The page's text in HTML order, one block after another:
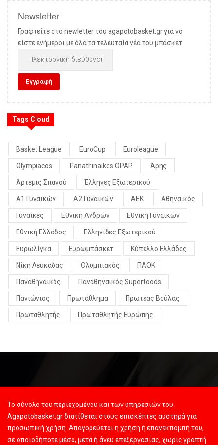
Newsletter
Γραφτείτε στο newletter του agapotobasket.gr για να
είστε ενήμεροι με όλα τα τελευταία νέα του μπάσκετ
Tags Cloud
Basket League EuroCup Euroleague
Olympiacos Panathinaikos OPAP Άρης
Άρτεμις Σπανού Έλληνες Εξωτερικού
Α1 Γυναικών Α2 Γυναικών ΑΕΚ Αθηναικός
Γυναίκες Εθνική Ανδρών Εθνική Γυναικών
Εθνική Ελλάδος Ελληνίδες Εξωτερικού
Ευρωλίγκα Ευρωμπάσκετ Κύπελλο Ελλάδας
Νίκη Λευκάδας Ολυμπιακός ΠΑΟΚ
Παναθηναϊκός Παναθηναϊκός Superfoods
Πανιώνιος Πρωτάθλημα Πρωτέας Βούλας
Πρωταθλητής Πρωταθλητής Ευρώπης
Το σύνολο του περιεχομένου και των υπηρεσιών του
Agapotobasket.gr διατίθεται στους επισκέπτες αυστηρά για
προσωπική χρήση. Απαγορεύεται η χρήση ή επανεκπομπή του,
σε οποιοδήποτε μέσο, μετά ή άνευ επεξεργασίας, χωρίς γραπτή